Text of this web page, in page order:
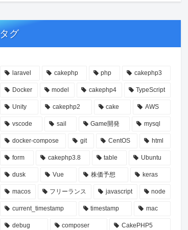
タグ
laravel cakephp php cakephp3
Docker model cakephp4 TypeScript
Unity cakephp2 cake AWS
vscode sail Game開発 mysql
docker-compose git CentOS html
form cakephp3.8 table Ubuntu
dusk Vue 株価予想 keras
macos フリーランス javascript node
current_timestamp timestamp mac
debug composer CakePHP5